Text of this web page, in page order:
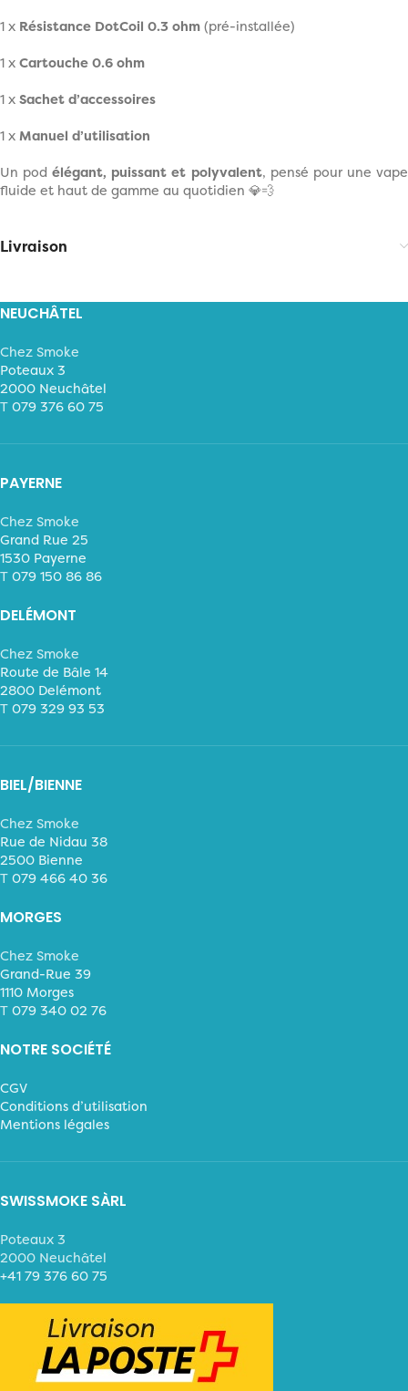
1 x Résistance DotCoil 0.3 ohm (pré-installée)
1 x Cartouche 0.6 ohm
1 x Sachet d’accessoires
1 x Manuel d’utilisation
Un podélégant, puissant et polyvalent, pensé pour une vape
fluide et haut de gamme au quotidien 💎💨
Livraison
NEUCHÂTEL
Chez Smoke
Poteaux 3
2000 Neuchâtel
T 079 376 60 75
PAYERNE
Chez Smoke
Grand Rue 25
1530 Payerne
T 079 150 86 86
DELÉMONT
Chez Smoke
Route de Bâle 14
2800 Delémont
T 079 329 93 53
BIEL/BIENNE
Chez Smoke
Rue de Nidau 38
2500 Bienne
T 079 466 40 36
MORGES
Chez Smoke
Grand-Rue 39
1110 Morges
T 079 340 02 76
NOTRE SOCIÉTÉ
CGV
Conditions d’utilisation
Mentions légales
SWISSMOKE SÀRL
Poteaux 3
2000 Neuchâtel
+41 79 376 60 75